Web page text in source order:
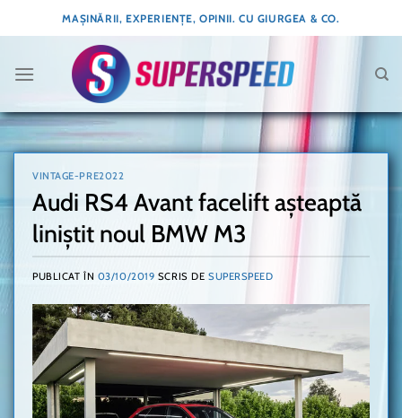
to
MAȘINĂRII, EXPERIENȚE, OPINII. CU GIURGEA & CO.
VINTAGE-PRE2022
Audi RS4 Avant facelift așteaptă
liniștit noul BMW M3
PUBLICAT ÎN 03/10/2019 SCRIS DE SUPERSPEED